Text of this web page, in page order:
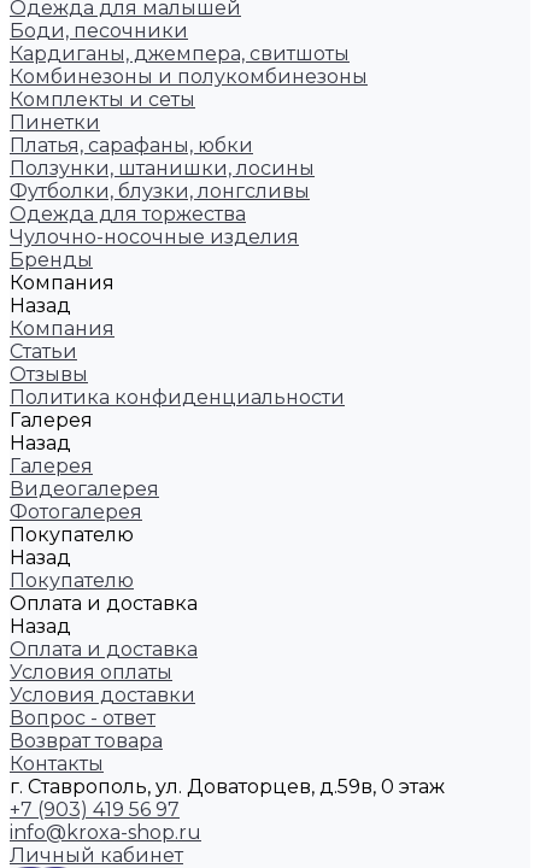
Одежда для малышей
Боди, песочники
Кардиганы, джемпера, свитшоты
Комбинезоны и полукомбинезоны
Комплекты и сеты
Пинетки
Платья, сарафаны, юбки
Ползунки, штанишки, лосины
Футболки, блузки, лонгсливы
Одежда для торжества
Чулочно-носочные изделия
Бренды
Компания
Назад
Компания
Статьи
Отзывы
Политика конфиденциальности
Галерея
Назад
Галерея
Видеогалерея
Фотогалерея
Покупателю
Назад
Покупателю
Оплата и доставка
Назад
Оплата и доставка
Условия оплаты
Условия доставки
Вопрос - ответ
Возврат товара
Контакты
г. Ставрополь, ул. Доваторцев, д.59в, 0 этаж
+7 (903) 419 56 97
info@kroxa-shop.ru
Личный кабинет